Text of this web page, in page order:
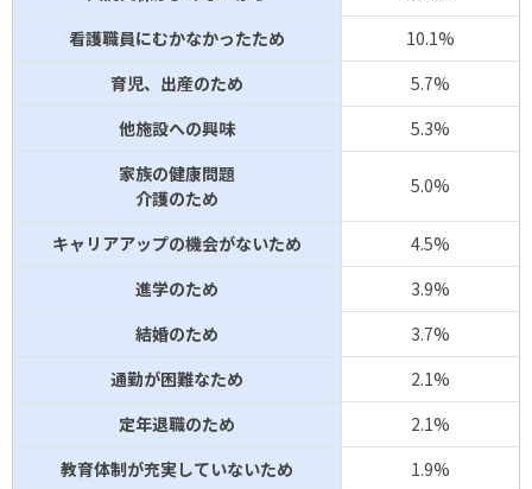
看護職員にむかなかったため
10.1%
育児、出産のため
5.7%
他施設への興味
5.3%
家族の健康問題
介護のため
5.0%
キャリアアップの機会がないため
4.5%
進学のため
3.9%
結婚のため
3.7%
通勤が困難なため
2.1%
定年退職のため
2.1%
教育体制が充実していないため
1.9%